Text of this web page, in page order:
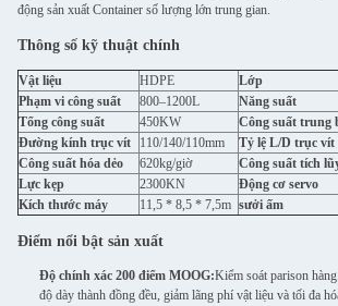
động sản xuất Container số lượng lớn trung gian.
Thông số kỹ thuật chính
Vật liệu HDPE Lớp
Phạm vi công suất
800–1200L Năng suất
Tổng công suất
450KW Công suất trung
Đường kính trục vít
110/140/110mm Tỷ lệ L/D trục vít
Công suất hóa dẻo
620kg/giờ Công suất tích
Lực kẹp
2300KN Động cơ servo
Kích thước máy
11,5 * 8,5 * 7,5m sưởi ấm
Điểm nổi bật sản xuất
Độ chính xác 200 điểm MOOG:Kiểm soát parison
độ dày thành đồng đều, giảm lãng phí vật liệu và tối đa